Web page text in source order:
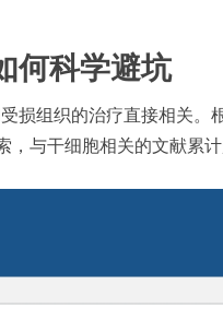
何科学避坑
损组织的治疗直接相关。
，与干细胞相关的文献累